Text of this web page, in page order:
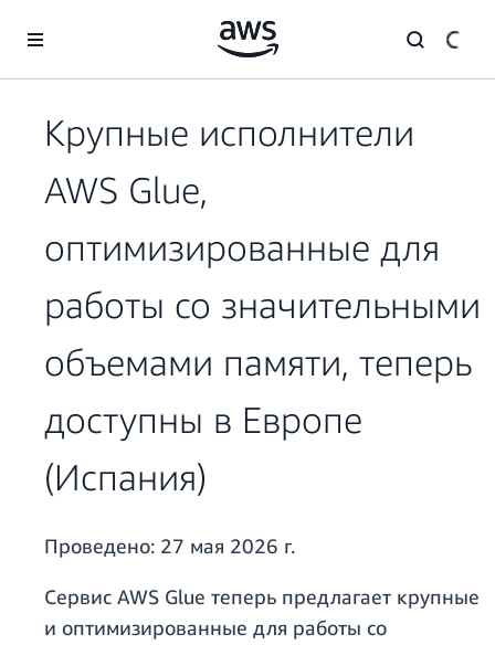
Перейти к главному контенту
Крупные исполнители
AWS Glue,
оптимизированные для
работы со значительными
объемами памяти, теперь
доступны в Европе
(Испания)
Проведено: 27 мая 2026 г.
Сервис AWS Glue теперь предлагает крупные
и оптимизированные для работы со